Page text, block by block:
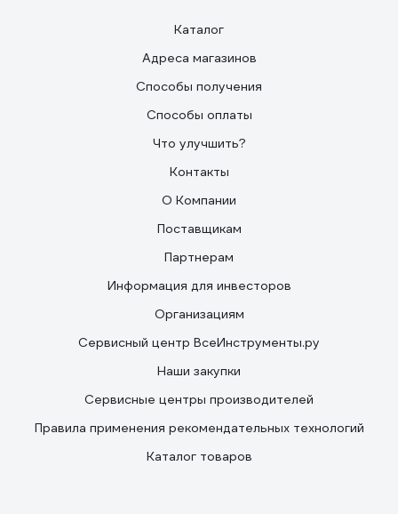
Каталог
Адреса магазинов
Способы получения
Способы оплаты
Что улучшить?
Контакты
О Компании
Поставщикам
Партнерам
Информация для инвесторов
Организациям
Сервисный центр ВсеИнструменты.ру
Наши закупки
Сервисные центры производителей
Правила применения рекомендательных технологий
Каталог товаров